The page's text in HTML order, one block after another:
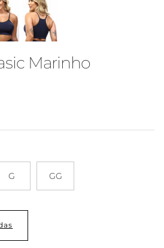
Marinho
G GG